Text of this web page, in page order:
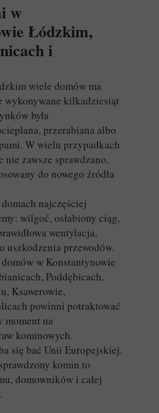
w
Łódzkim,
i
wiele domów ma
wykonywane kilkadziesiąt
była
przerabiana albo
W wielu przypadkach
nie zawsze sprawdzano,
do nowego źródła
najczęściej
wilgoć, osłabiony ciąg,
wentylacja,
uszkodzenia przewodów.
w Konstantynowie
Poddębicach,
Ksawerowie,
powinni potraktować
moment na
kominowych.
się bać Unii Europejskiej.
komin to
domowników i całej